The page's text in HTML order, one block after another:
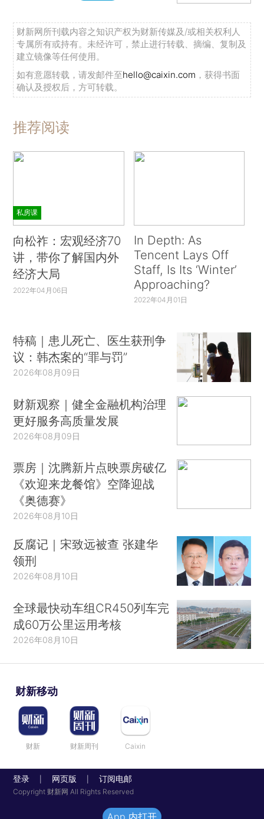
财新网所刊载内容之知识产权为财新传媒及/或相关权利人
专属所有或持有。未经许可，禁止进行转载、摘编、复制及
建立镜像等任何使用。
如有意愿转载，请发邮件至hello@caixin.com ，获得书面
确认及授权后，方可转载。
推荐阅读
私房课
向松祚：宏观经济70
讲，带你了解国内外
经济大局
2022年04月06日
In Depth: As
Tencent Lays Off
Staff, Is Its ‘Winter’
Approaching?
2022年04月01日
特稿｜患儿死亡、医生获刑争
议：韩杰案的“罪与罚”
2026年08月09日
财新观察｜健全金融机构治理
更好服务高质量发展
2026年08月09日
票房｜沈腾新片点映票房破亿
《欢迎来龙餐馆》空降迎战
《奥德赛》
2026年08月10日
反腐记｜宋致远被查 张建华
领刑
2026年08月10日
全球最快动车组CR450列车完
成60万公里运用考核
2026年08月10日
财新移动
财新 财新周刊 Caixin
登录 网页版 订阅电邮
Copyright 财新网 All Rights Reserved
App 内打开